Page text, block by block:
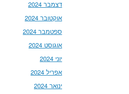
דצמבר 2024
אוקטובר 2024
ספטמבר 2024
אוגוסט 2024
יוני 2024
אפריל 2024
ינואר 2024